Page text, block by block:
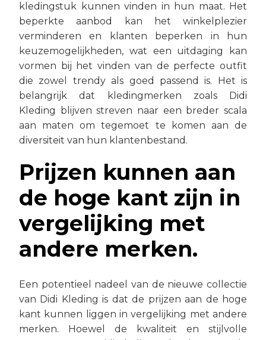
kledingstuk kunnen vinden in hun maat. Het
beperkte aanbod kan het winkelplezier
verminderen en klanten beperken in hun
keuzemogelijkheden, wat een uitdaging kan
vormen bij het vinden van de perfecte outfit
die zowel trendy als goed passend is. Het is
belangrijk dat kledingmerken zoals Didi
Kleding blijven streven naar een breder scala
aan maten om tegemoet te komen aan de
diversiteit van hun klantenbestand.
Prijzen kunnen aan
de hoge kant zijn in
vergelijking met
andere merken.
Een potentieel nadeel van de nieuwe collectie
van Didi Kleding is dat de prijzen aan de hoge
kant kunnen liggen in vergelijking met andere
merken. Hoewel de kwaliteit en stijlvolle